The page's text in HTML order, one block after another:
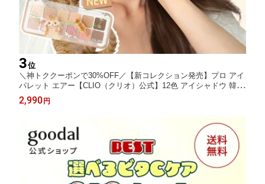
3位
＼神トククーポンで30%OFF／【新コレクション発売】プロ アイ
パレット エアー【CLIO（クリオ）公式】12色 アイシャドウ 韓国
コスメ 多色 グラデーション 発色 大人メイク アイメイク マット
シマー デイリー 目元 韓国 コスメ 捨て色なし
2,990円